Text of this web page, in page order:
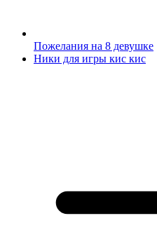
Пожелания на 8 девушке
Ники для игры кис кис